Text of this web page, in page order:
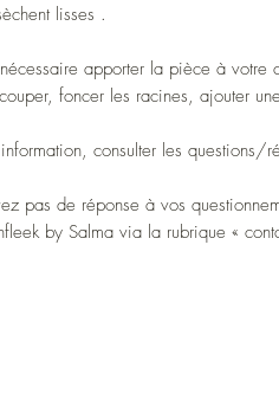
lisses .
apporter la pièce à votre
foncer les racines, ajouter
information, consulter les questions/
pas de réponse à vos
by Salma via la rubrique «